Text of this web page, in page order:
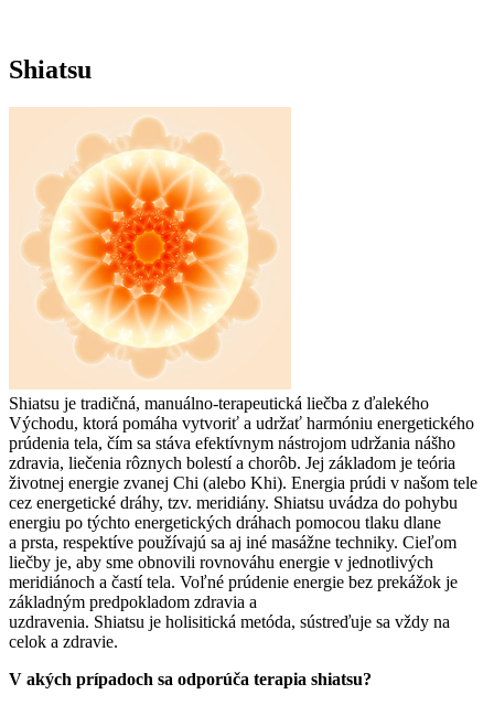
Shiatsu
Shiatsu je tradičná, manuálno-terapeutická liečba z ďalekého
Východu, ktorá pomáha vytvoriť a udržať harmóniu energetického
prúdenia tela, čím sa stáva efektívnym nástrojom udržania nášho
zdravia, liečenia rôznych bolestí a chorôb. Jej základom je teória
životnej energie zvanej Chi (alebo Khi). Energia prúdi v našom tele
cez energetické dráhy, tzv. meridiány. Shiatsu uvádza do pohybu
energiu po týchto energetických dráhach pomocou tlaku dlane
a prsta, respektíve používajú sa aj iné masážne techniky. Cieľom
liečby je, aby sme obnovili rovnováhu energie v jednotlivých
meridiánoch a častí tela. Voľné prúdenie energie bez prekážok je
základným predpokladom zdravia a
uzdravenia. Shiatsu je holisitická metóda, sústreďuje sa vždy na
celok a zdravie.
V akých prípadoch sa odporúča terapia shiatsu?